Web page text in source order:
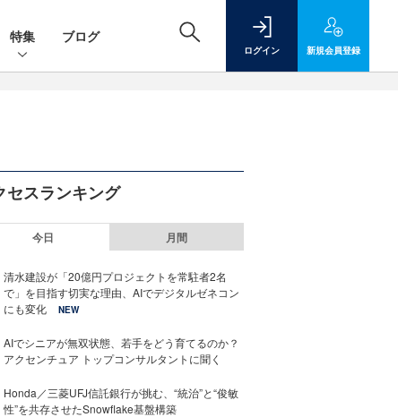
特集 ブログ
ログイン 新規会員登録
セスランキング
今日 月間
清水建設が「20億円プロジェクトを常駐者2名
で」を目指す切実な理由、AIでデジタルゼネコン
にも変化
NEW
AIでシニアが無双状態、若手をどう育てるのか？
アクセンチュア トップコンサルタントに聞く
Honda／三菱UFJ信託銀行が挑む、“統治”と“俊敏
性”を共存させたSnowflake基盤構築